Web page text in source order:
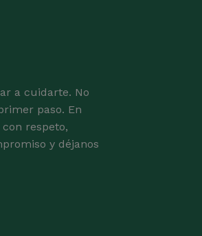
a cuidarte. No
paso. En
respeto,
y déjanos